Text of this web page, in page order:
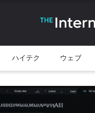
ハイテク ウェブ